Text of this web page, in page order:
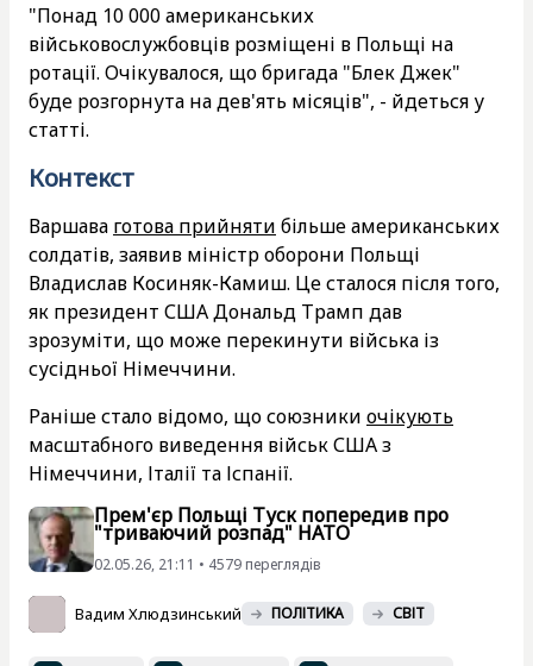
"Понад 10 000 американських
військовослужбовців розміщені в Польщі на
ротації. Очікувалося, що бригада "Блек Джек"
буде розгорнута на дев'ять місяців", - йдеться у
статті.
Контекст
Варшава готова прийняти більше американських
солдатів, заявив міністр оборони Польщі
Владислав Косиняк-Камиш. Це сталося після того,
як президент США Дональд Трамп дав
зрозуміти, що може перекинути війська із
сусідньої Німеччини.
Раніше стало відомо, що союзники очікують
масштабного виведення військ США з
Німеччини, Італії та Іспанії.
Прем'єр Польщі Туск попередив про
"триваючий розпад" НАТО
02.05.26, 21:11 • 4579 переглядiв
Вадим Хлюдзинський ПОЛІТИКА СВІТ